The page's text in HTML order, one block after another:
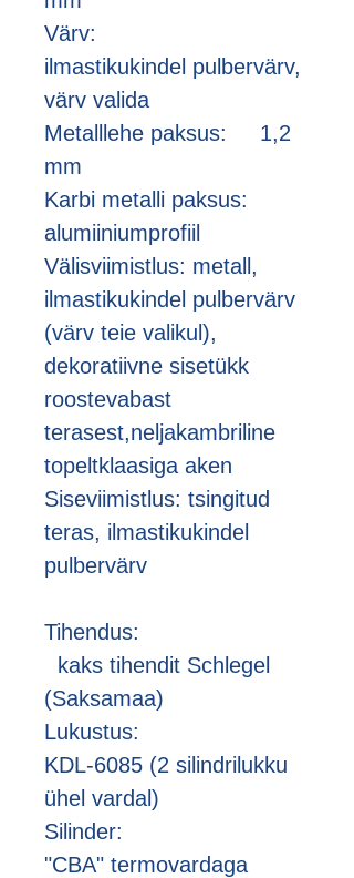
Värv:
ilmastikukindel pulbervärv,
värv valida
Metalllehe paksus: 1,2
mm
Karbi metalli paksus:
alumiiniumprofiil
Välisviimistlus: metall,
ilmastikukindel pulbervärv
(värv teie valikul),
dekoratiivne sisetükk
roostevabast
terasest,neljakambriline
topeltklaasiga aken
Siseviimistlus: tsingitud
teras, ilmastikukindel
pulbervärv
Tihendus:
kaks tihendit Schlegel
(Saksamaa)
Lukustus:
KDL-6085 (2 silindrilukku
ühel vardal)
Silinder:
"CBA" termovardaga